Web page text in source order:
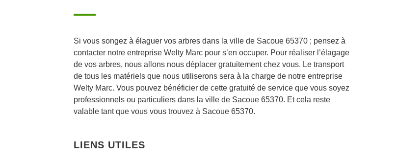
Si vous songez à élaguer vos arbres dans la ville de Sacoue 65370 ; pensez à
contacter notre entreprise Welty Marc pour s’en occuper. Pour réaliser l’élagage
de vos arbres, nous allons nous déplacer gratuitement chez vous. Le transport
de tous les matériels que nous utiliserons sera à la charge de notre entreprise
Welty Marc. Vous pouvez bénéficier de cette gratuité de service que vous soyez
professionnels ou particuliers dans la ville de Sacoue 65370. Et cela reste
valable tant que vous vous trouvez à Sacoue 65370.
LIENS UTILES